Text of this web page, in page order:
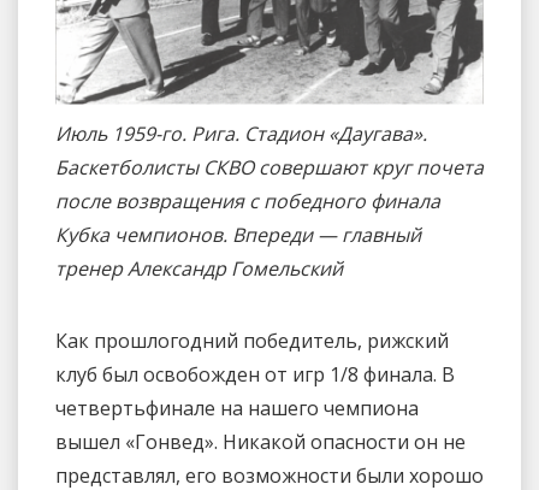
Июль 1959-го. Рига. Стадион «Даугава».
Баскетболисты СКВО совершают круг почета
после возвращения с победного финала
Кубка чемпионов. Впереди — главный
тренер Александр Гомельский
Как прошлогодний победитель, рижский
клуб был освобожден от игр 1/8 финала. В
четвертьфинале на нашего чемпиона
вышел «Гонвед». Никакой опасности он не
представлял, его возможности были хорошо